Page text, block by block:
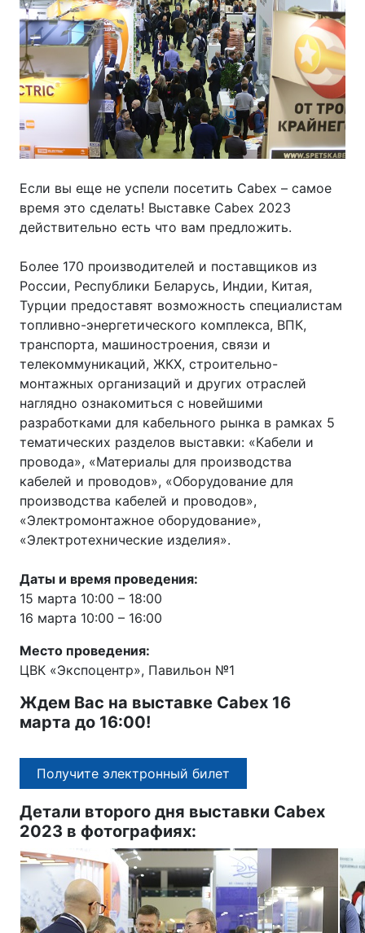
Если вы еще не успели посетить Cabex – самое
время это сделать! Выставке Cabex 2023
действительно есть что вам предложить.
Более 170 производителей и поставщиков из
России, Республики Беларусь, Индии, Китая,
Турции предоставят возможность специалистам
топливно-энергетического комплекса, ВПК,
транспорта, машиностроения, связи и
телекоммуникаций, ЖКХ, строительно-
монтажных организаций и других отраслей
наглядно ознакомиться с новейшими
разработками для кабельного рынка в рамках 5
тематических разделов выставки: «Кабели и
провода», «Материалы для производства
кабелей и проводов», «Оборудование для
производства кабелей и проводов»,
«Электромонтажное оборудование»,
«Электротехнические изделия».
Даты и время проведения:
15 марта 10:00 – 18:00
16 марта 10:00 – 16:00
Место проведения:
ЦВК «Экспоцентр», Павильон №1
Ждем Вас на выставке Cabex 16
марта до 16:00!
Получите электронный билет
Детали второго дня выставки Cabex
2023 в фотографиях: